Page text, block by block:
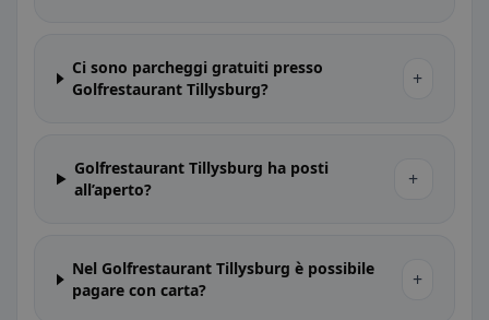
Ci sono parcheggi gratuiti presso
Golfrestaurant Tillysburg?
+
Golfrestaurant Tillysburg ha posti
all’aperto?
+
Nel Golfrestaurant Tillysburg è possibile
pagare con carta?
+